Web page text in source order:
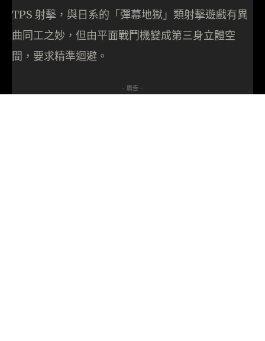
TPS 射擊，與日系的「彈幕地獄」類射擊遊戲有異
曲同工之妙，但由平面戰鬥機變成第三身立體空
間，要求精準迴避。
- 廣告 -